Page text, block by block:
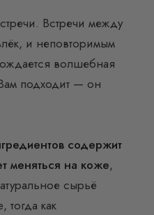
Встречи между
и неповторимым
волшебная
подходит — он
содержит
меняться на коже,
сырьё
как